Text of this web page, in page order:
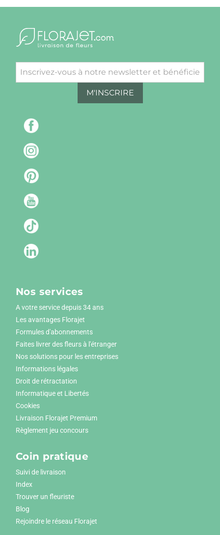
M'INSCRIRE
Nos services
A votre service depuis 34 ans
Les avantages Florajet
Formules d'abonnements
Faites livrer des fleurs à l'étranger
Nos solutions pour les entreprises
Informations légales
Droit de rétractation
Informatique et Libertés
Cookies
Livraison Florajet Premium
Règlement jeu concours
Coin pratique
Suivi de livraison
Index
Trouver un fleuriste
Blog
Rejoindre le réseau Florajet